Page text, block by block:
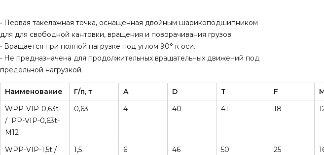
• Первая такелажная точка, оснащенная двойным шарикоподшипником
для для свободной кантовки, вращения и поворачивания грузов.
• Вращается при полной нагрузке под углом 90° к оси.
• Не предназначена для продолжительных вращательных движений под
предельной нагрузкой.
Наименование Г/п, т A D T F
WPP-VIP-0,63t
/ PP-VIP-0,63t-
M12
0,63 4 40 41 18
WPP-VIP-1,5t /
1,5 6 46 50 25